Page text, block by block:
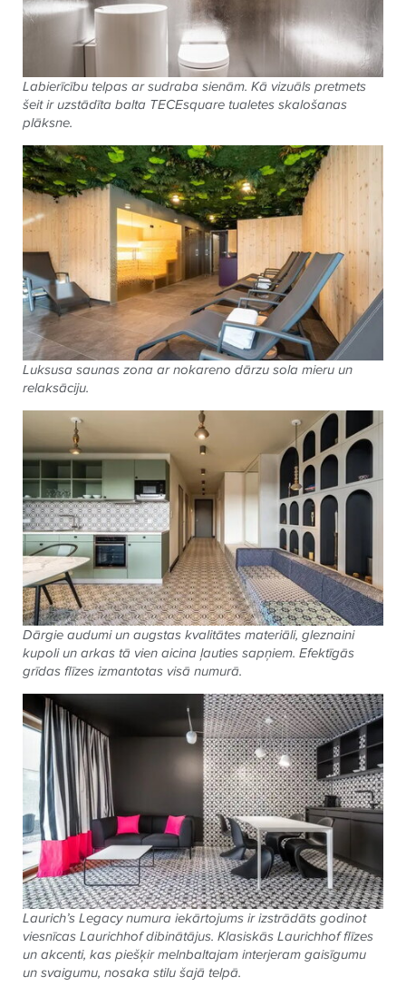
Labierīcību telpas ar sudraba sienām. Kā vizuāls pretmets
šeit ir uzstādīta balta TECEsquare tualetes skalošanas
plāksne.
Luksusa saunas zona ar nokareno dārzu sola mieru un
relaksāciju.
Dārgie audumi un augstas kvalitātes materiāli, gleznaini
kupoli un arkas tā vien aicina ļauties sapņiem. Efektīgās
grīdas flīzes izmantotas visā numurā.
Laurich’s Legacy numura iekārtojums ir izstrādāts godinot
viesnīcas Laurichhof dibinātājus. Klasiskās Laurichhof flīzes
un akcenti, kas piešķir melnbaltajam interjeram gaisīgumu
un svaigumu, nosaka stilu šajā telpā.